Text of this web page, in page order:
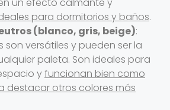
un efecto calmante y
para dormitorios y baños.
(blanco, gris, beige):
son versátiles y pueden ser la
paleta. Son ideales para
yfuncionan bien como
destacar otros colores más